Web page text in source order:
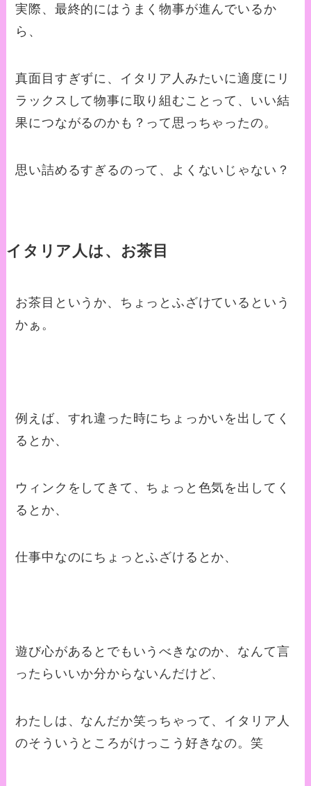
実際、最終的にはうまく物事が進んでいるか
ら、
真面目すぎずに、イタリア人みたいに適度にリ
ラックスして物事に取り組むことって、いい結
果につながるのかも？って思っちゃったの。
思い詰めるすぎるのって、よくないじゃない？
イタリア人は、お茶目
お茶目というか、ちょっとふざけているという
かぁ。
例えば、すれ違った時にちょっかいを出してく
るとか、
ウィンクをしてきて、ちょっと色気を出してく
るとか、
仕事中なのにちょっとふざけるとか、
遊び心があるとでもいうべきなのか、なんて言
ったらいいか分からないんだけど、
わたしは、なんだか笑っちゃって、イタリア人
のそういうところがけっこう好きなの。笑